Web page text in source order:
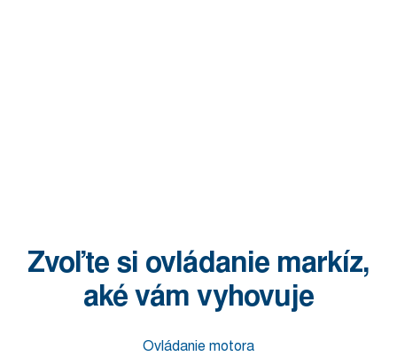
Zvoľte si ovládanie markíz,
aké vám vyhovuje
Ovládanie motora